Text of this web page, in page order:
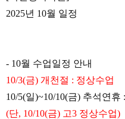
2025년 10월 일정
- 10월 수업일정 안내
10/3(금) 개천절 : 정상수업
10/5(일)~10/10(금) 추석연휴 :
(단, 10/10(금) 고3 정상수업)